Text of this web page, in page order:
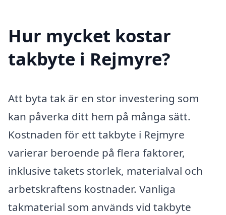
Hur mycket kostar
takbyte i Rejmyre?
Att byta tak är en stor investering som
kan påverka ditt hem på många sätt.
Kostnaden för ett takbyte i Rejmyre
varierar beroende på flera faktorer,
inklusive takets storlek, materialval och
arbetskraftens kostnader. Vanliga
takmaterial som används vid takbyte